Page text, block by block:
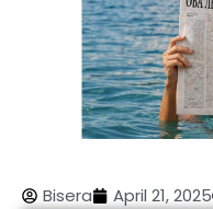
Bisera April 21, 2025